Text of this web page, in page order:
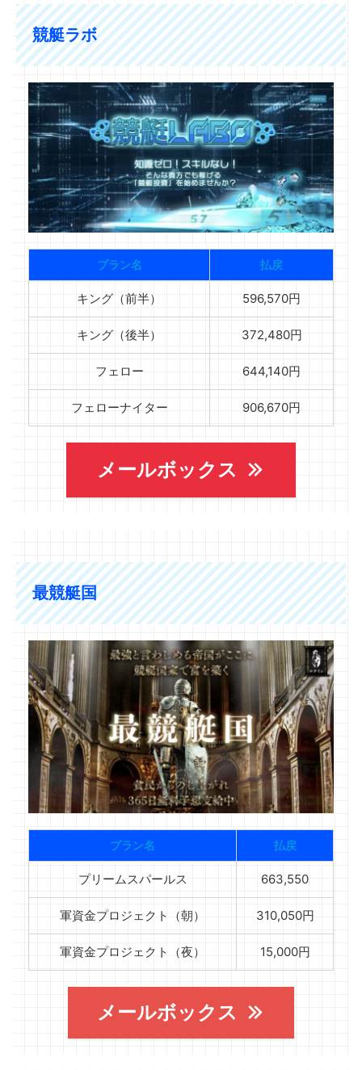
競艇ラボ
プラン名 払戻
キング（前半） 596,570円
キング（後半） 372,480円
フェロー 644,140円
フェローナイター 906,670円
メールボックス
最競艇国
プラン名 払戻
プリームスパールス 663,550
軍資金プロジェクト（朝） 310,050円
軍資金プロジェクト（夜） 15,000円
メールボックス